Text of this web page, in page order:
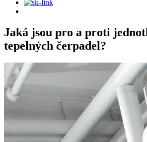
Jaká jsou pro a proti
tepelných čerpadel?